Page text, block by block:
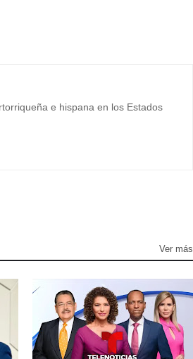
e hispana en los Estados
Ver más